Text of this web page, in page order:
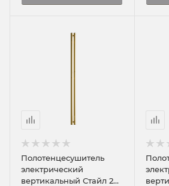
Полотенцесушитель
электрический
вертикальный Стайл 2